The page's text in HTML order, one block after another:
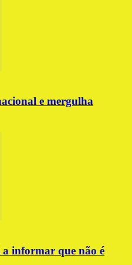
e mergulha
informar que não é